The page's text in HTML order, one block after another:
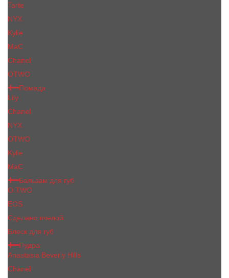
Tarte
NYX
Kylie
MaC
Сhanеl
OTWO
Помада
Lily
Chanel
NYX
OTWO
Kylie
МаС
Бальзам для губ
O.TWO
EOS
Сделано пчелой
Блеск для губ
Пудра
Anastasia Beverly Hills
Chanel